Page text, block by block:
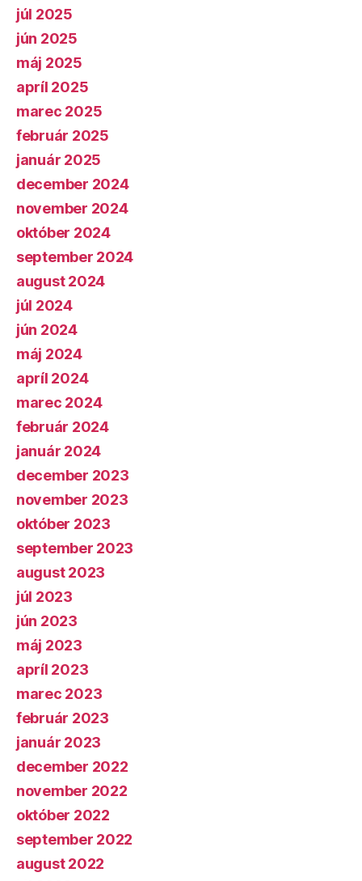
júl 2025
jún 2025
máj 2025
apríl 2025
marec 2025
február 2025
január 2025
december 2024
november 2024
október 2024
september 2024
august 2024
júl 2024
jún 2024
máj 2024
apríl 2024
marec 2024
február 2024
január 2024
december 2023
november 2023
október 2023
september 2023
august 2023
júl 2023
jún 2023
máj 2023
apríl 2023
marec 2023
február 2023
január 2023
december 2022
november 2022
október 2022
september 2022
august 2022